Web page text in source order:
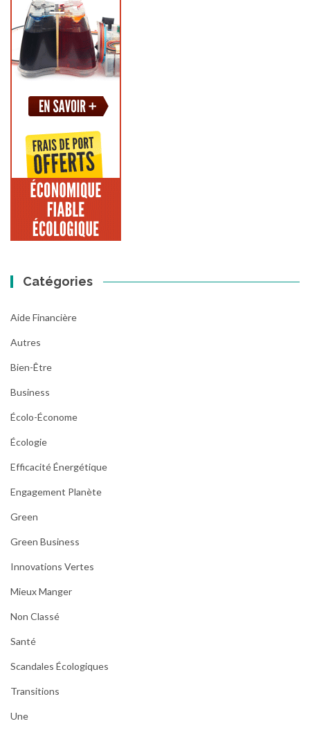
Catégories
Aide Financière
Autres
Bien-Être
Business
Écolo-Économe
Écologie
Efficacité Énergétique
Engagement Planète
Green
Green Business
Innovations Vertes
Mieux Manger
Non Classé
Santé
Scandales Écologiques
Transitions
Une